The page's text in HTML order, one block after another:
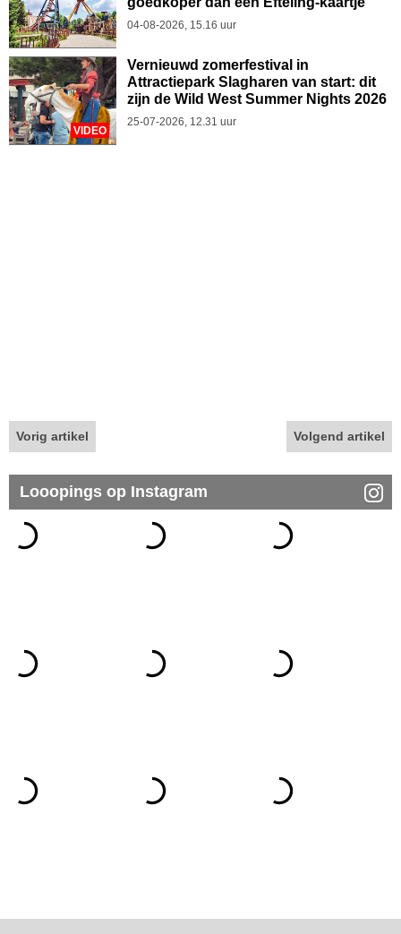
04-08-2026, 15.16 uur
VIDEO
Vernieuwd zomerfestival in
Attractiepark Slagharen van start: dit
zijn de Wild West Summer Nights 2026
25-07-2026, 12.31 uur
Vorig artikel Volgend artikel
Looopings op Instagram